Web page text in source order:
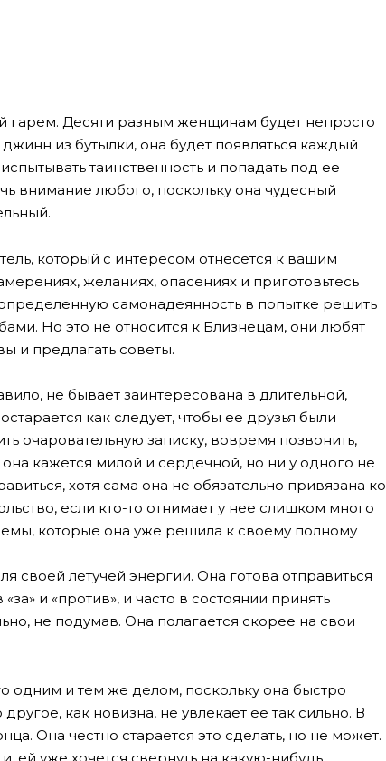
гарем. Десяти разным женщинам будет непросто
из бутылки, она будет появляться каждый
таинственность и попадать под ее
внимание любого, поскольку она чудесный
который с интересом отнесется к вашим
желаниях, опасениях и приготовьтесь
самонадеянность в попытке решить
Но это не относится к Близнецам, они любят
и предлагать советы.
не бывает заинтересована в длительной,
как следует, чтобы ее друзья были
очаровательную записку, вовремя позвонить,
кажется милой и сердечной, но ни у одного не
хотя сама она не обязательно привязана ко
если кто-то отнимает у нее слишком много
которые она уже решила к своему полному
своей летучей энергии. Она готова отправиться
и «против», и часто в состоянии принять
не подумав. Она полагается скорее на свои
одним и тем же делом, поскольку она быстро
как новизна, не увлекает ее так сильно. В
Она честно старается это сделать, но не может.
ей уже хочется свернуть на какую-нибудь